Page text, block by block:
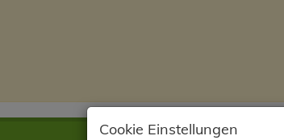
Cookie Einstellungen